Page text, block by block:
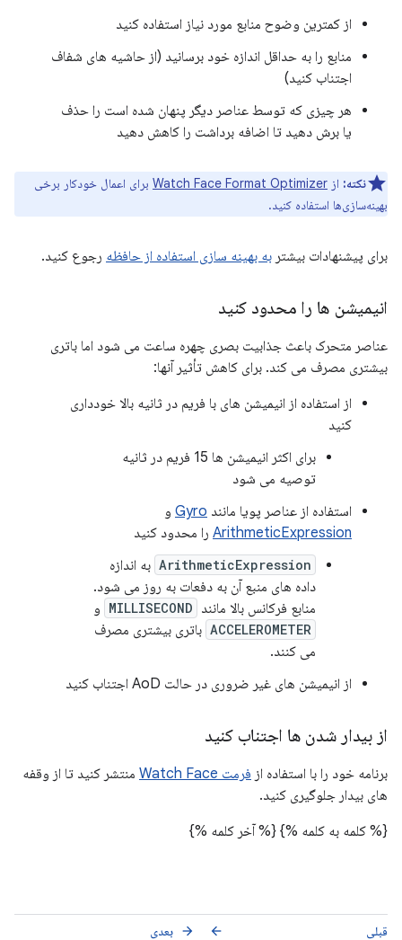
از کمترین وضوح منابع مورد نیاز استفاده کنید
منابع را به حداقل اندازه خود برسانید (از حاشیه های شفاف
اجتناب کنید)
هر چیزی که توسط عناصر دیگر پنهان شده است را حذف
یا برش دهید تا اضافه برداشت را کاهش دهید
نکته: از Watch Face Format Optimizer برای اعمال خودکار برخی
بهینه‌سازی‌ها استفاده کنید.
برای پیشنهادات بیشتر به بهینه سازی استفاده از حافظه رجوع کنید.
انیمیشن ها را محدود کنید
عناصر متحرک باعث جذابیت بصری چهره ساعت می شود اما باتری
بیشتری مصرف می کند. برای کاهش تأثیر آنها:
از استفاده از انیمیشن های با فریم در ثانیه بالا خودداری
کنید
برای اکثر انیمیشن ها 15 فریم در ثانیه
توصیه می شود
استفاده از عناصر پویا مانند Gyro و
ArithmeticExpression را محدود کنید
ArithmeticExpression به اندازه
داده های منبع آن به دفعات به روز می شود.
منابع فرکانس بالا مانند MILLISECOND و
ACCELEROMETER باتری بیشتری مصرف
می کنند.
از انیمیشن های غیر ضروری در حالت AoD اجتناب کنید
از بیدار شدن ها اجتناب کنید
برنامه خود را با استفاده از فرمت Watch Face
منتشر کنید تا از وقفه
های بیدار جلوگیری کنید.
{% کلمه به کلمه %} {% آخر کلمه %}
قبلی arrow_back بعدی arrow_forward